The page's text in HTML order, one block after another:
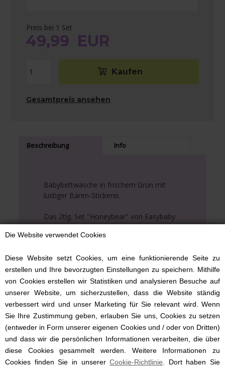
Die Website verwendet Cookies
Diese Website setzt Cookies, um eine funktionierende Seite zu
erstellen und Ihre bevorzugten Einstellungen zu speichern. Mithilfe
von Cookies erstellen wir Statistiken und analysieren Besuche auf
unserer Website, um sicherzustellen, dass die Website ständig
verbessert wird und unser Marketing für Sie relevant wird. Wenn
Sie Ihre Zustimmung geben, erlauben Sie uns, Cookies zu setzen
(entweder in Form unserer eigenen Cookies und / oder von Dritten)
und dass wir die persönlichen Informationen verarbeiten, die über
diese Cookies gesammelt werden. Weitere Informationen zu
Cookies finden Sie in unsererCookie-Richtlinie . Dort haben Sie
Preis bei 1 Set
49,99 EUR
Gesamtpreis ansehen
Beschreibung Info
Babybettwäsche in frischem Grün mit
lustiger Bären-Stickerei.
Das 2tlg. Set "Honeybear" von Easybaby
besteht aus einem weißen Bettchenbezug
mit grünen Kanten und Bären-Applikation
passender Kante an einer Seite.
Praktisch: Der Bettbezug ist mit
Reißverschluss ausgestattet.
Besonders persönlich wird das
Bettwäsche-Set durch eine Bestickung
mit dem Namen Ihres Kindes.
Fadenfarben: